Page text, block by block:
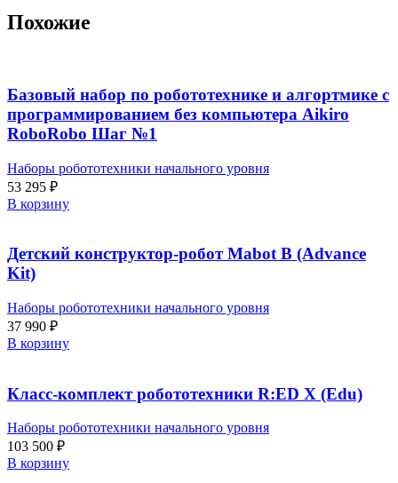
Похожие
Базовый набор по робототехнике и алгортмике с
программированием без компьютера Aikiro
RoboRobo Шаг №1
Наборы робототехники начального уровня
53 295 ₽
В корзину
Детский конструктор-робот Mabot B (Advance
Kit)
Наборы робототехники начального уровня
37 990 ₽
В корзину
Класс-комплект робототехники R:ED X (Edu)
Наборы робототехники начального уровня
103 500 ₽
В корзину